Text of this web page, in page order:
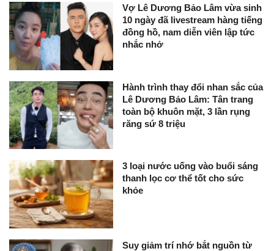
Vợ Lê Dương Bảo Lâm vừa sinh
10 ngày đã livestream hàng tiếng
đồng hồ, nam diễn viên lập tức
nhắc nhở
Hành trình thay đổi nhan sắc của
Lê Dương Bảo Lâm: Tân trang
toàn bộ khuôn mặt, 3 lần rụng
răng sứ 8 triệu
3 loại nước uống vào buổi sáng
thanh lọc cơ thể tốt cho sức
khỏe
Suy giảm trí nhớ bắt nguồn từ